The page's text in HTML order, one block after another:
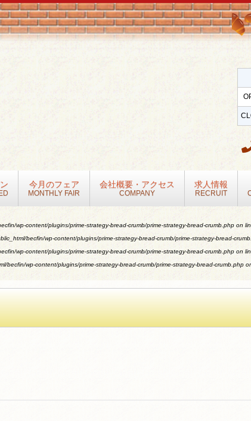
今月のフェア
MONTHLY FAIR
会社概要・アクセス
COMPANY
求人情報
RECRUIT
wp-content/plugins/prime-strategy-bread-crumb/prime-strategy-bread-crumb.php on
becfin/wp-content/plugins/prime-strategy-bread-crumb/prime-strategy-bread-
wp-content/plugins/prime-strategy-bread-crumb/prime-strategy-bread-crumb.php on
becfin/wp-content/plugins/prime-strategy-bread-crumb/prime-strategy-bread-crumb.php